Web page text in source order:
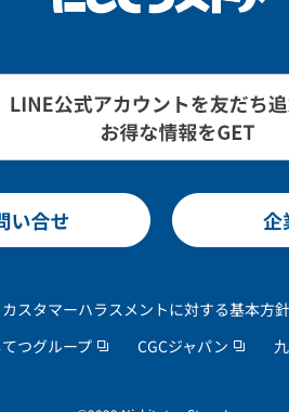
カスタマーハラスメントに対する基本方針
つグループ
CGCジャパン